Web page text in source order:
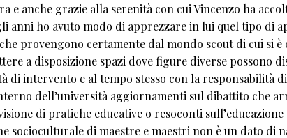
e anche grazie alla serenità con cui Vincenzo ha
anni ho avuto modo di apprezzare in lui quel tipo di
provengono certamente dal mondo scout di cui si è
a disposizione spazi dove figure diverse possono
intervento e al tempo stesso con la responsabilità
dell’università aggiornamenti sul dibattito che
di pratiche educative o resoconti
socioculturale di maestre e maestri non è un dato di